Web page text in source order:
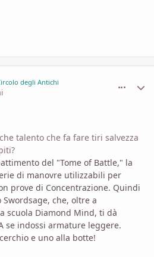
degli Antichi
talento che fa fare tiri salvezza
del "Tome of Battle," la
di manovre utilizzabili per
prove di Concentrazione. Quindi
che, oltre a
scuola Diamond Mind, ti dà
se indossi armature leggere.
e uno alla botte!